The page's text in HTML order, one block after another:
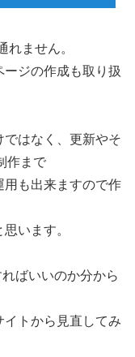
ません。
ジの作成も取り扱
ではなく、更新やそ
作まで
も出来ますので作
います。
ばいいのか分から
トから見直してみ